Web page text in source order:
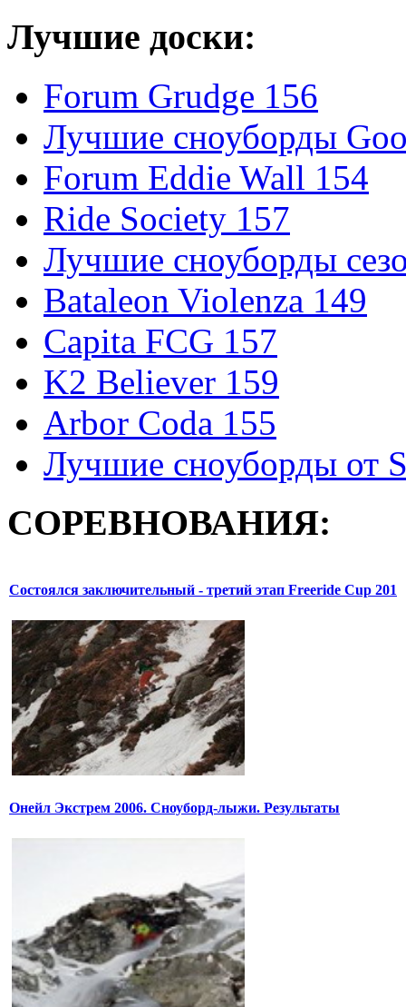
Лучшие доски:
Forum Grudge 156
Лучшие сноуборды
Forum Eddie Wall 154
Ride Society 157
Лучшие сноуборды
Bataleon Violenza 149
Capita FCG 157
K2 Believer 159
Arbor Coda 155
Лучшие сноуборды от
СОРЕВНОВАНИЯ:
Состоялся заключительный - третий этап Freeride Cup 201
Онейл Экстрем 2006. Сноуборд-лыжи. Результаты